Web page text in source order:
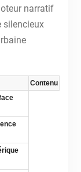
narratif
silencieux
Contenu